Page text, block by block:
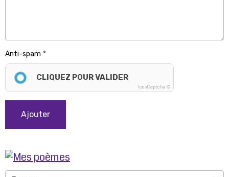
Anti-spam
CLIQUEZ POUR VALIDER
IconCaptcha ©
Ajouter